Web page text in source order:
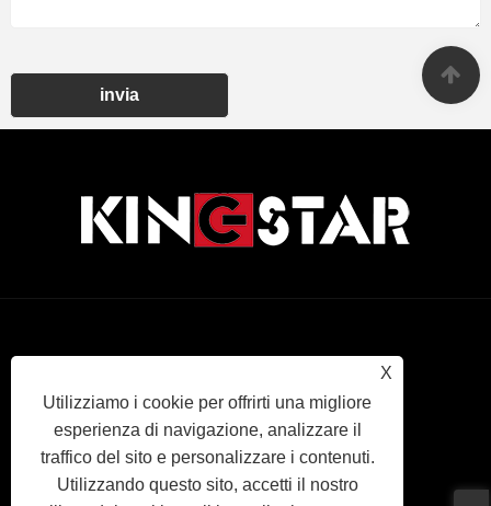
invia
X
Utilizziamo i cookie per offrirti una migliore
esperienza di navigazione, analizzare il
traffico del sito e personalizzare i contenuti.
Utilizzando questo sito, accetti il ​​nostro